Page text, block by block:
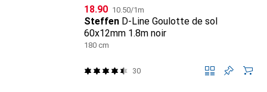
CHF
18.90 CHF
10.50/1m
Steffen D-Line Goulotte de sol
60x12mm 1.8m noir
180 cm
30